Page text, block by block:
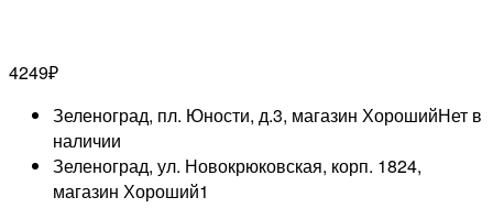
4249₽
Зеленоград, пл. Юности, д.3, магазин ХорошийНет в
наличии
Зеленоград, ул. Новокрюковская, корп. 1824,
магазин Хороший1